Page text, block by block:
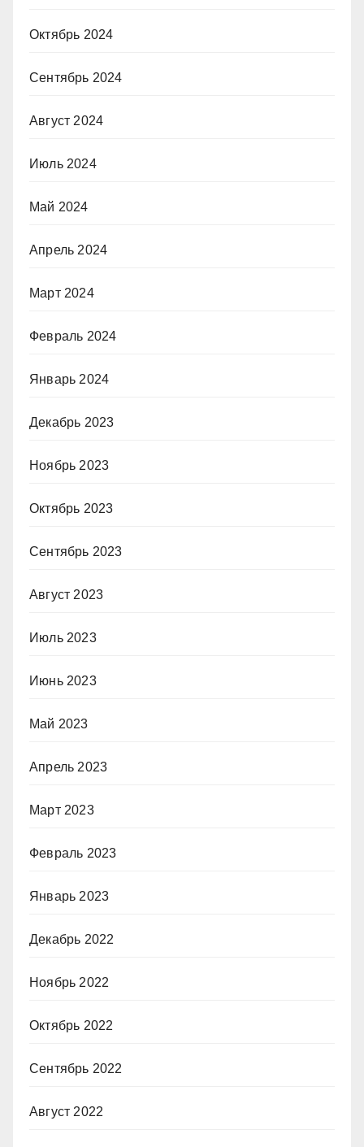
Октябрь 2024
Сентябрь 2024
Август 2024
Июль 2024
Май 2024
Апрель 2024
Март 2024
Февраль 2024
Январь 2024
Декабрь 2023
Ноябрь 2023
Октябрь 2023
Сентябрь 2023
Август 2023
Июль 2023
Июнь 2023
Май 2023
Апрель 2023
Март 2023
Февраль 2023
Январь 2023
Декабрь 2022
Ноябрь 2022
Октябрь 2022
Сентябрь 2022
Август 2022